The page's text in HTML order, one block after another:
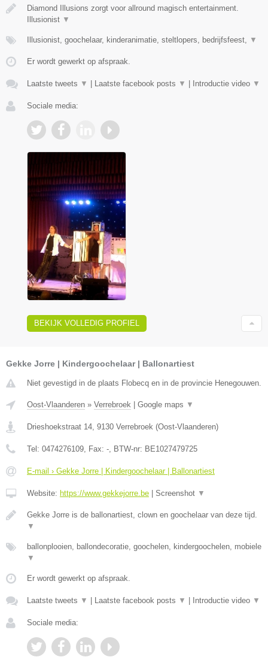
Diamond Illusions zorgt voor allround magisch entertainment.
Illusionist ▼
Illusionist, goochelaar, kinderanimatie, steltlopers, bedrijfsfeest, ▼
Er wordt gewerkt op afspraak.
Laatste tweets ▼ Laatste facebook posts ▼ Introductie video ▼
Sociale media:
BEKIJK VOLLEDIG PROFIEL
Gekke Jorre | Kindergoochelaar | Ballonartiest
Niet gevestigd in de plaats Flobecq en in de provincie Henegouwen.
Oost-Vlaanderen » Verrebroek Google maps ▼
Drieshoekstraat 14 9130 Verrebroek (Oost-Vlaanderen)
Tel: 0474276109 , Fax: - , BTW-nr: BE1027479725
E-mail › Gekke Jorre | Kindergoochelaar | Ballonartiest
Website: https://www.gekkejorre.be Screenshot ▼
Gekke Jorre is de ballonartiest, clown en goochelaar van deze tijd.
▼
ballonplooien, ballondecoratie, goochelen, kindergoochelen, mobiele
▼
Er wordt gewerkt op afspraak.
Laatste tweets ▼ Laatste facebook posts ▼ Introductie video ▼
Sociale media: